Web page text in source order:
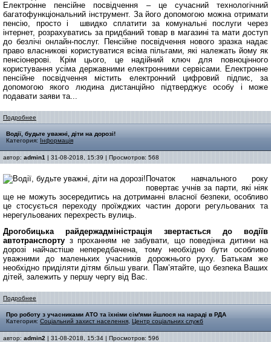
Електронне пенсійне посвідчення – це сучасний технологічний
багатофункціональний інструмент. За його допомогою можна отримати
пенсію, просто і швидко сплатити за комунальні послуги через
інтернет, розрахуватись за придбаний товар в магазині та мати доступ
до безлічі онлайн-послуг.
Пенсійне посвідчення нового зразка надає
право власникові користуватися всіма пільгами, які належать йому як
пенсіонерові.
Крім цього, це надійний ключ для повноцінного
користування усіма державними електронними сервісами. Електронне
пенсійне посвідчення містить електронний цифровий підпис, за
допомогою якого людина дистанційно підтверджує особу і може
подавати заяви та...
Подробнее
Водії, будьте уважні, діти на дорозі!
Категория: Інформація
автор: admin1 | 31-08-2018, 15:39 | Просмотров: 568
Початок навчального року
повертає учнів за парти, які ніяк
ще не можуть зосередитись на дотриманні власної безпеки, особливо
це стосується переходу проїжджих частин дороги регульованих та
нерегульованих перехресть вулиць.
Дрогобицька райдержадміністрація звертається до водіїв
автотранспорту з проханням не забувати, що поведінка дитини на
дорозі найчастіше непередбачена, тому необхідно бути особливо
уважними до маленьких учасників дорожнього руху.
Батькам же
необхідно приділяти дітям більш уваги. Пам’ятайте, що безпека Ваших
дітей, залежить у першу чергу від Вас.
Подробнее
Про роботу з учасниками АТО та їхніми сім'ями йшлося на нараді в РДА
Категория: Соціальний захист населення Центр соціальних служб
автор: admin2 | 31-08-2018, 15:34 | Просмотров: 596